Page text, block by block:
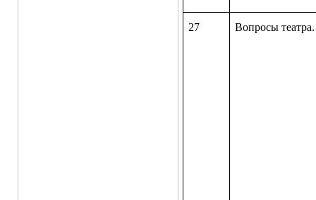
27 Вопросы